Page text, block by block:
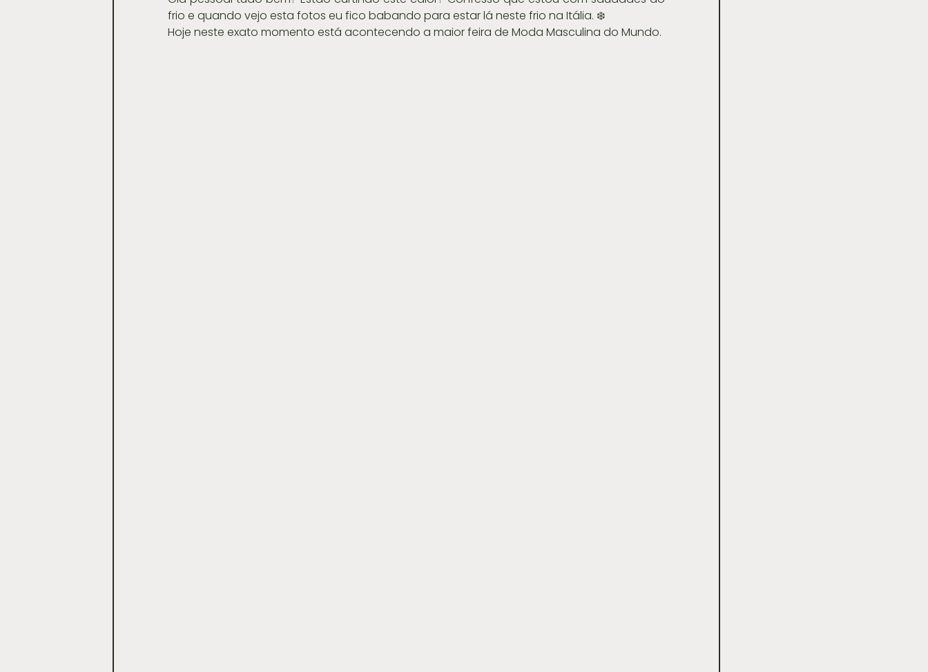
frio e quando vejo esta fotos eu fico babando para estar lá neste frio na Itália. ❄️
Hoje neste exato momento está acontecendo a maior feira de Moda Masculina do Mundo.